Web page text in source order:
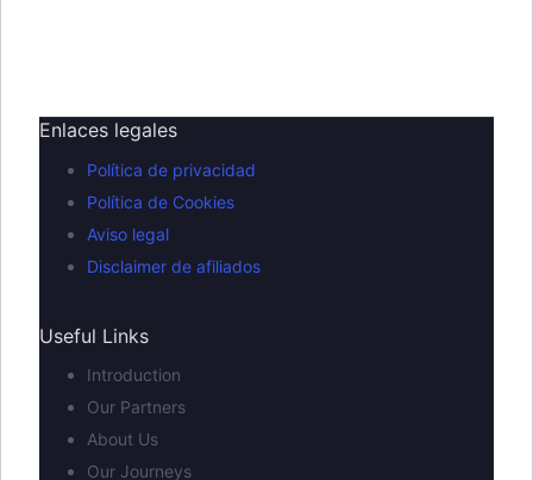
Enlaces legales
Política de privacidad
Política de Cookies
Aviso legal
Disclaimer de afiliados
Useful Links
Introduction
Our Partners
About Us
Our Journeys